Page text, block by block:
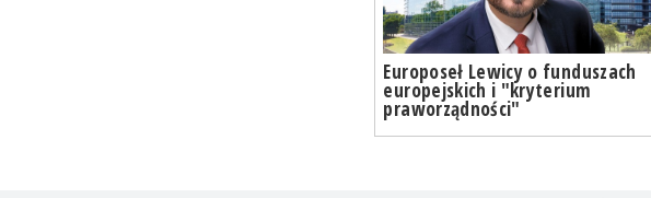
Europoseł Lewicy o funduszach
europejskich i "kryterium
praworządności"